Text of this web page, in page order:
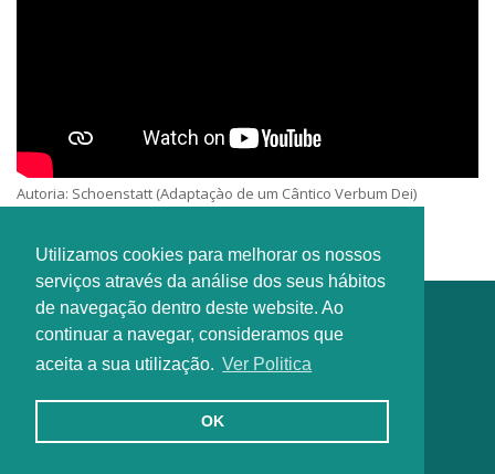
Utilizamos cookies para melhorar os nossos
serviços através da análise dos seus hábitos
de navegação dentro deste website. Ao
continuar a navegar, consideramos que
aceita a sua utilização. Ver Politica
OK
Autoria: Schoenstatt (Adaptaçào de um Cântico Verbum Dei)